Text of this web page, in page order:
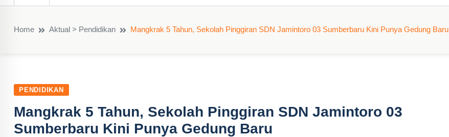
Home Aktual > Pendidikan Mangkrak 5 Tahun, Sekolah Pinggiran SDN Jamintoro 03 Sumberbaru Kini Punya Gedung Baru
PENDIDIKAN
Mangkrak 5 Tahun, Sekolah Pinggiran SDN Jamintoro 03
Sumberbaru Kini Punya Gedung Baru